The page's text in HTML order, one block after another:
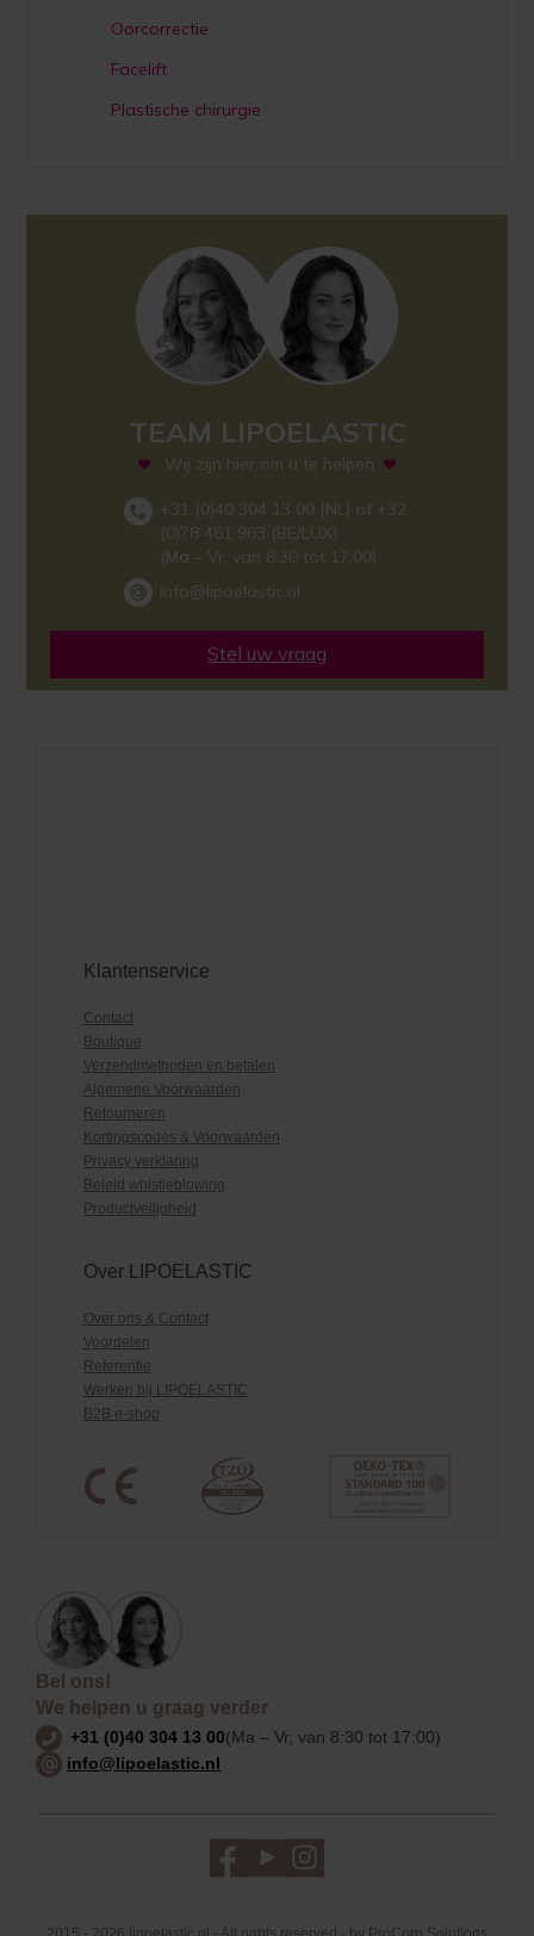
Oorcorrectie
Facelift
Plastische chirurgie
TEAM LIPOELASTIC
Wij zijn hier om u te helpen
+31 (0)40 304 13 00 (NL) of +32
(0)78 481 963 (BE/LUX)
(Ma – Vr, van 8:30 tot 17:00)
info@lipoelastic.nl
Stel uw vraag
Klantenservice
Contact
Boutique
Verzendmethoden en betalen
Algemene Voorwaarden
Retourneren
Kortingscodes & Voorwaarden
Privacy verklaring
Beleid whistleblowing
Productveiligheid
Over LIPOELASTIC
Over ons & Contact
Voordelen
Referentie
Werken bij LIPOELASTIC
B2B e-shop
Bel ons!
We helpen u graag verder
+31 (0)40 304 13 00(Ma – Vr, van 8:30 tot 17:00)
info@lipoelastic.nl